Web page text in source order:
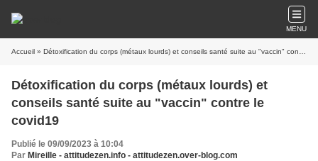
MENU
Accueil » Détoxification du corps (métaux lourds) et conseils santé suite au "vaccin" contre le covid19
Détoxification du corps (métaux lourds) et
conseils santé suite au "vaccin" contre le
covid19
Publié le 09/09/2023 à 10:04
Par Mireille - attitudezen.info - attitudezen.over-blog.com